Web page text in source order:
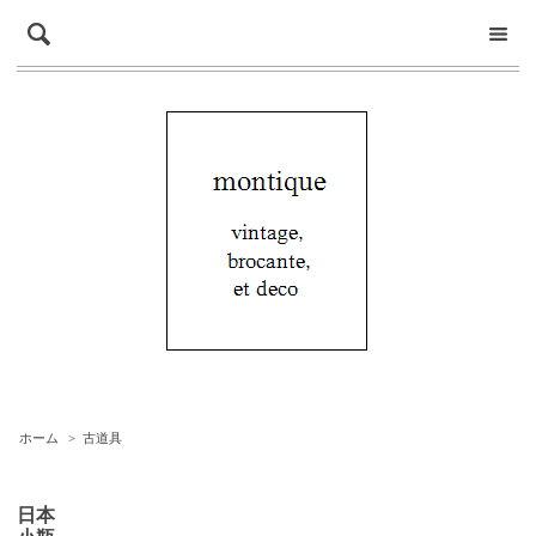
ホーム > 古道具
日本